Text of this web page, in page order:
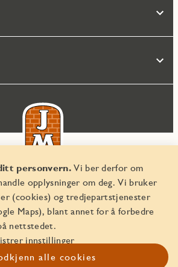
personvern.Vi ber derfor om
opplysninger om deg. Vi bruker
(cookies) og tredjepartstjenester
Maps), blant annet for å forbedre
nettstedet.
innstillinger
alle cookies
© JM Norge AS 2026
829 350 122